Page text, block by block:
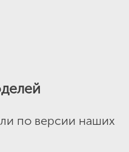
по версии наших